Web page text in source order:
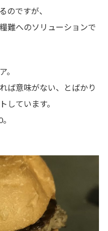
のですが、
難へのソリューションで
。
ば意味がない、とばかり
しています。